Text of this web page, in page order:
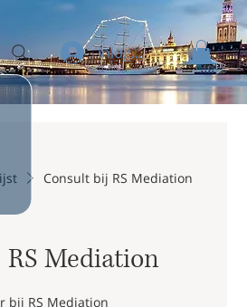
Inloggen
Consult bij RS Mediation
Mediation
bij RS Mediation